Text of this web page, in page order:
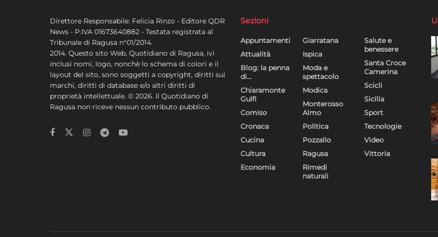
Direttore Responsabile: Felicia Rinzo - Editore QDR
News - P.IVA 01673640882 - Testata registrata al
Tribunale di Ragusa n°01/2014.
2014. Questo sito Web, Quotidiano di Ragusa, ivi
inclusi nomi, logo, nonchè lo schema di colori e il
layout del sito, sono soggetti a copyright, diritti sui
marchi, diritti di database e/o altri diritti di
proprietà intellettuale. © 2026. Il Quotidiano di
Ragusa non riceve nessun contributo pubblico.
Sezioni
Appuntamenti
Attualità
Blog: la penna
di…
Chiaramonte
Gulfi
Comiso
Cronaca
Cucina
Cultura
Economia
Giarratana
Ispica
Moda e
spettacolo
Modica
Monterosso
Almo
Politica
Pozzallo
Ragusa
Rimedi
naturali
Salute e
benessere
Santa Croce
Camerina
Scicli
Sicilia
Sport
Tecnologie
Video
Vittoria